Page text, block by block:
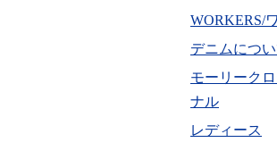
WORKERS/
デニムにつ
モーリーク
ナル
レディース